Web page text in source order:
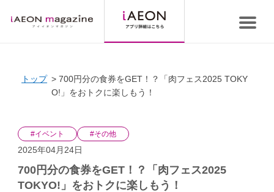
トップ
700円分の食券をGET！？「肉フェス2025 TOKY
O!」をおトクに楽しもう！
#イベント #その他
2025年04月24日
700円分の食券をGET！？「肉フェス2025
TOKYO!」をおトクに楽しもう！